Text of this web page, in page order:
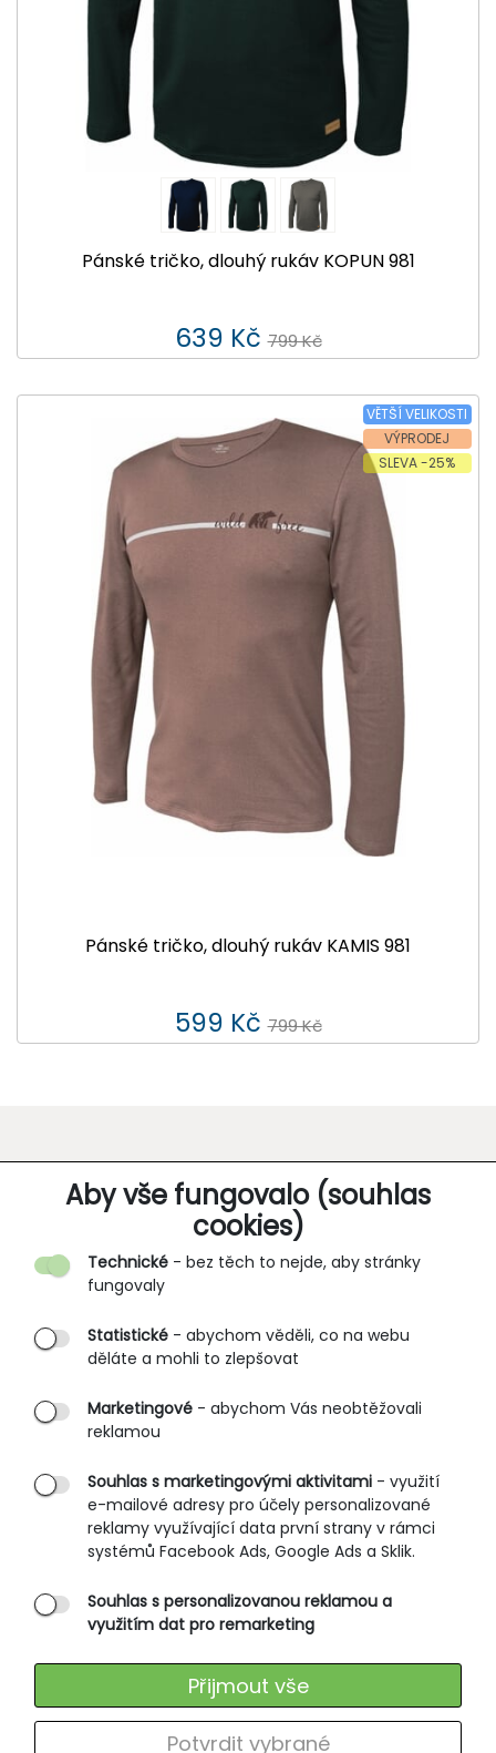
Aby vše fungovalo (souhlas
cookies)
Technické - bez těch to nejde, aby stránky
fungovaly
Statistické - abychom věděli, co na webu
děláte a mohli to zlepšovat
Marketingové - abychom Vás neobtěžovali
reklamou
Souhlas s marketingovými aktivitami - využití
e-mailové adresy pro účely personalizované
reklamy využívající data první strany v rámci
systémů Facebook Ads, Google Ads a Sklik.
Souhlas s personalizovanou reklamou a
využitím dat pro remarketing
Potvrdit vybrané
Přijmout vše
Pánské tričko, dlouhý rukáv KOPUN 981
639 Kč 799 Kč
VĚTŠÍ VELIKOSTI
VÝPRODEJ
SLEVA -25%
Pánské tričko, dlouhý rukáv KAMIS 981
599 Kč 799 Kč
O SPOLEČNOSTI
O nás
Partnerské prodejny
B2B vstup
PRŮVODCE NAKUPOVÁNÍM
Obchodní podmínky
Rozměrové tabulky
Způsoby doručení
Ochrana osobních údajů
SLUŽBY ZÁKAZNÍKŮM
Výměna zboží